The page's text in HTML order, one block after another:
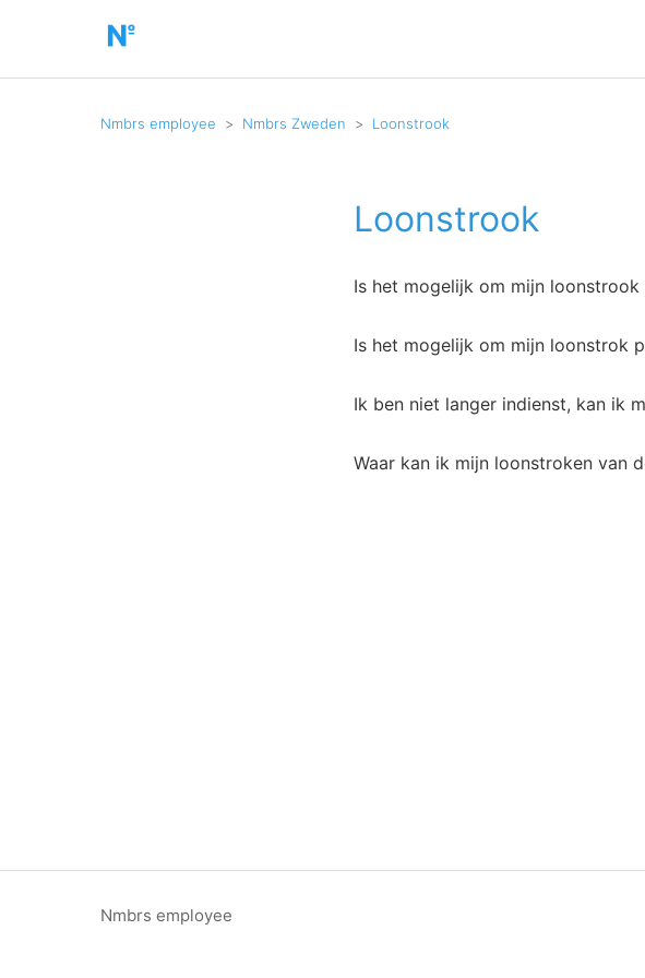
Nmbrs employee Nmbrs Zweden Loonstrook
Loonstrook
Is het mogelijk om mijn
Is het mogelijk om mijn loonstrok
Ik ben niet langer indienst, kan ik
Waar kan ik mijn loonstroken van
Nmbrs employee